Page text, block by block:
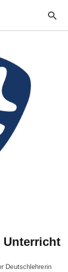
Unterricht
Deutschlehrerin